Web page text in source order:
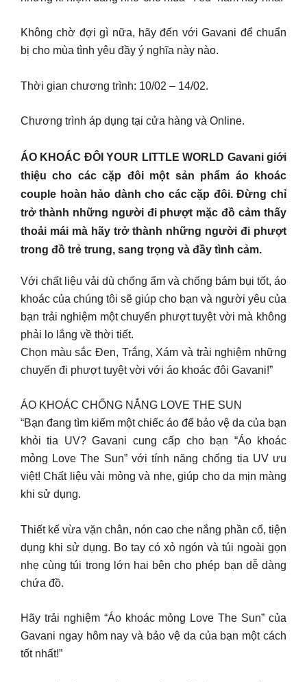
Không chờ đợi gì nữa, hãy đến với Gavani để chuẩn
bị cho mùa tình yêu đầy ý nghĩa này nào.
Thời gian chương trình: 10/02 – 14/02.
Chương trình áp dụng tại cửa hàng và Online.
ÁO KHOÁC ĐÔI YOUR LITTLE WORLD Gavani giới
thiệu cho các cặp đôi một sản phẩm áo khoác
couple hoàn hảo dành cho các cặp đôi. Đừng chỉ
trở thành những người đi phượt mặc đồ cảm thấy
thoải mái mà hãy trở thành những người đi phượt
trong đồ trẻ trung, sang trọng và đầy tình cảm.
Với chất liệu vải dù chống ẩm và chống bám bụi tốt, áo
khoác của chúng tôi sẽ giúp cho bạn và người yêu của
bạn trải nghiệm một chuyến phượt tuyệt vời mà không
phải lo lắng về thời tiết.
Chọn màu sắc Đen, Trắng, Xám và trải nghiệm những
chuyến đi phượt tuyệt vời với áo khoác đôi Gavani!”
ÁO KHOÁC CHỐNG NẮNG LOVE THE SUN
“Bạn đang tìm kiếm một chiếc áo để bảo vệ da của bạn
khỏi tia UV? Gavani cung cấp cho bạn “Áo khoác
mỏng Love The Sun” với tính năng chống tia UV ưu
việt! Chất liệu vải mỏng và nhẹ, giúp cho da mịn màng
khi sử dụng.
Thiết kế vừa vặn chân, nón cao che nắng phần cổ, tiện
dụng khi sử dụng. Bo tay có xỏ ngón và túi ngoài gọn
nhẹ cùng túi trong lớn hai bên cho phép bạn dễ dàng
chứa đồ.
Hãy trải nghiệm “Áo khoác mỏng Love The Sun” của
Gavani ngay hôm nay và bảo vệ da của bạn một cách
tốt nhất!”